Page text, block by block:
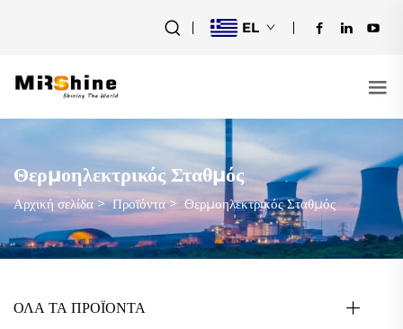
EL
Θερμοηλεκτρικός Σταθμός
Αρχική σελίδα>Προϊόντα> Θερμοηλεκτρικός Σταθμός
ΟΛΑ ΤΑ ΠΡΟΪΟΝΤΑ